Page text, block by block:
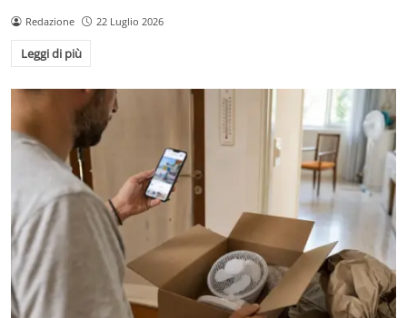
Redazione 22 Luglio 2026
Leggi di più